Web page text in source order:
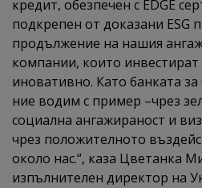
кредит, обезпечен с EDGE
подкрепен от доказани ESG
продължение на нашия
компании, които
иновативно. Като банката
ние водим с пример –чрез
социална ангажираност и
чрез положителното
около нас.“, каза Цветанка
изпълнителен директор на